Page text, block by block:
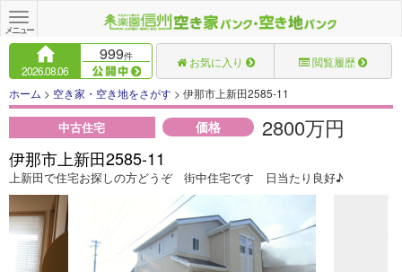
Toggle
navigation
メニュー
2026.08.06
999件 お気に入り 閲覧履歴
ホーム > 空き家・空き地をさがす > 伊那市上新田2585-11
中古住宅 価格 2800万円
伊那市上新田2585-11
上新田で住宅お探しの方どうぞ 街中住宅です 日当たり良好♪